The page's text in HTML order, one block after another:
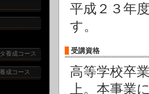
養成コース
成コース
平成２３年
す。
受講資格
高等学校卒
上。本事業